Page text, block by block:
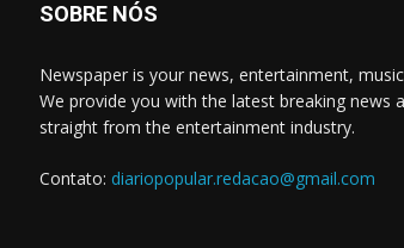
SOBRE NÓS
Newspaper is your news, entertainment,
We provide you with the latest breaking news
straight from the entertainment industry.
Contato: diariopopular.redacao@gmail.com